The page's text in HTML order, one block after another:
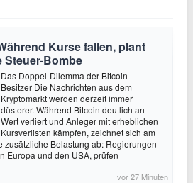
Kurse fallen, plant
Steuer-Bombe
Das Doppel-Dilemma der Bitcoin-
Besitzer Die Nachrichten aus dem
Kryptomarkt werden derzeit immer
düsterer. Während Bitcoin deutlich an
Wert verliert und Anleger mit erheblichen
Kursverlisten kämpfen, zeichnet sich am
zusätzliche Belastung ab: Regierungen
Europa und den USA, prüfen
vor 27 Minuten